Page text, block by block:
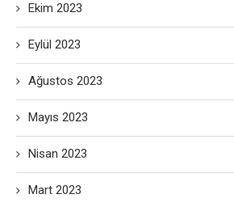
Ekim 2023
Eylül 2023
Ağustos 2023
Mayıs 2023
Nisan 2023
Mart 2023